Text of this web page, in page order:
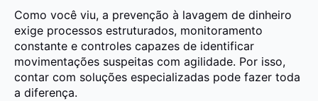
Como você viu, a prevenção à lavagem de dinheiro
exige processos estruturados, monitoramento
constante e controles capazes de identificar
movimentações suspeitas com agilidade. Por isso,
contar com soluções especializadas pode fazer toda
a diferença.